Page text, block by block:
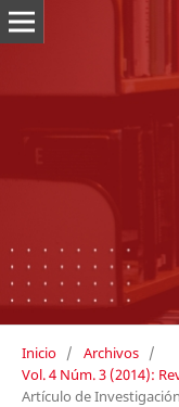
Inicio / Archivos /
Vol. 4 Núm. 3 (2014):
Artículo de